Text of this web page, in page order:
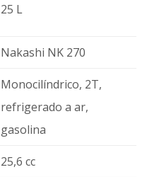
25 L
Nakashi NK 270
Monocilíndrico, 2T,
refrigerado a ar,
gasolina
25,6 cc